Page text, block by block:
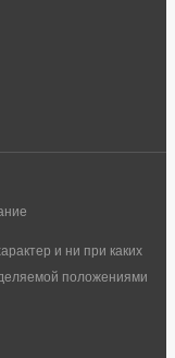
и ни при каких
положениями